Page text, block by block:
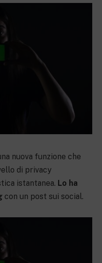
nuova funzione che
di privacy
istantanea. Lo ha
con un post sui social.